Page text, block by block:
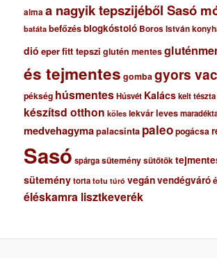
almaa nagyik tepszijéből Sasó
batáta befőzésblogkóstoló Boros István
dió eperfitt tepszi glutén mentes
és tejmentes gombagyors
pékség húsmentesHúsvét Kalácskelt tészta
készítsd otthon köles lekvárleves
medvehagymapalacsinta paleopogácsa
Sasó spárgasüteménysütőtök
süteménytorta totu túró vegánvendégváró
éléskamra lisztkeverék